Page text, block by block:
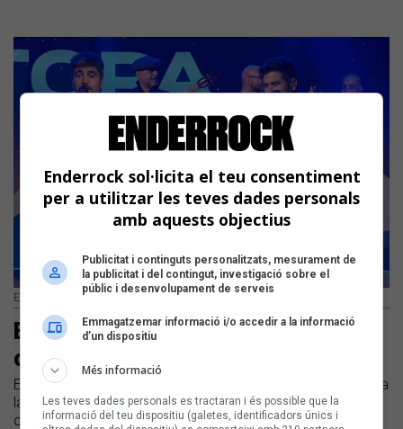
Estopa actuant a la Marató de 3Cat
Estopa presenta una nova cançó en
català, «La rumba del Pescaílla»
El duet de Cornellà del Llobregat va presentar el tema ahir a
la Marató de 3Cat | És el primer tema d'autoria pròpia que
canta el duet en català
Enderrock sol·licita el teu consentiment
per a utilitzar les teves dades personals
amb aquests objectius
Publicitat i continguts personalitzats, mesurament de
la publicitat i del contingut, investigació sobre el
públic i desenvolupament de serveis
Emmagatzemar informació i/o accedir a la informació
d’un dispositiu
Més informació
Les teves dades personals es tractaran i és possible que la
informació del teu dispositiu (galetes, identificadors únics i